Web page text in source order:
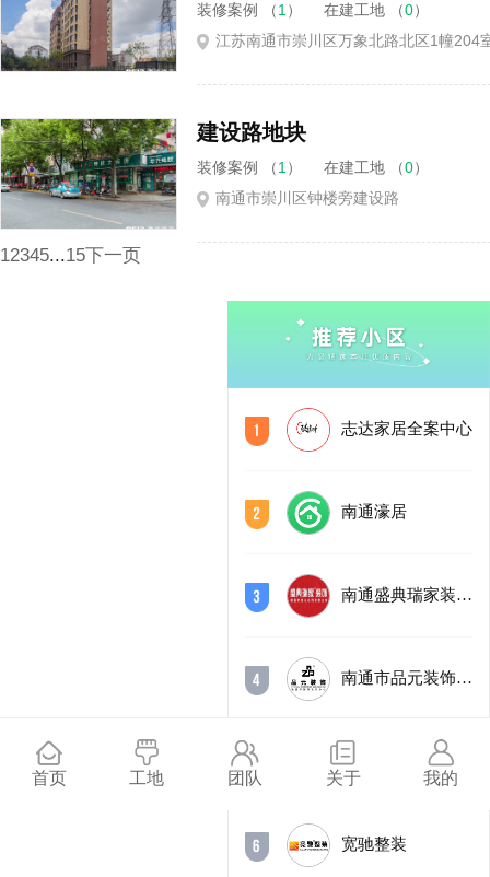
装修案例 （1 ） 在建工地 （0）
江苏南通市崇川区万象北路北区1幢204
建设路地块
装修案例 （1 ） 在建工地 （0）
南通市崇川区钟楼旁建设路
12345...15下一页
志达家居全案中心
南通濠居
南通盛典瑞家装饰设计有限公司
南通市品元装饰工程有限公司
宽驰整装
首页 工地 团队 关于 我的